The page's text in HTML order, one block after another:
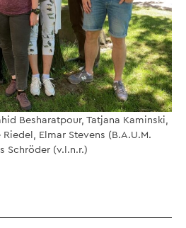
Besharatpour, Tatjana Kaminski,
Elmar Stevens (B.A.U.M.
Schröder (v.l.n.r.)